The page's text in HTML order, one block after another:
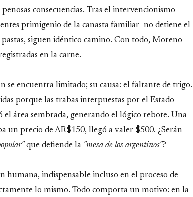
consecuencias. Tras el intervencionismo
primigenio de la canasta familiar- no detiene el
siguen idéntico camino. Con todo, Moreno
en la carne.
se encuentra limitado; su causa: el faltante de trigo.
porque las trabas interpuestas por el Estado
área sembrada, generando el lógico rebote. Una
un precio de AR$150, llegó a valer $500. ¿Serán
que defiende la "mesa de los argentinos"?
indispensable incluso en el proceso de
lo mismo. Todo comporta un motivo: en la